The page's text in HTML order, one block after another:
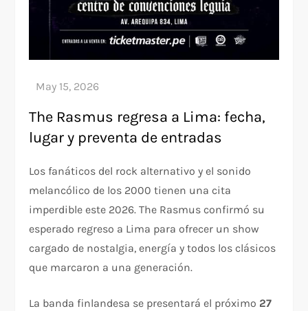
The Rasmus regresa a Lima: fecha,
lugar y preventa de entradas
Los fanáticos del rock alternativo y el sonido
melancólico de los 2000 tienen una cita
imperdible este 2026. The Rasmus confirmó su
esperado regreso a Lima para ofrecer un show
cargado de nostalgia, energía y todos los clásicos
que marcaron a una generación.
La banda finlandesa se presentará el próximo 27